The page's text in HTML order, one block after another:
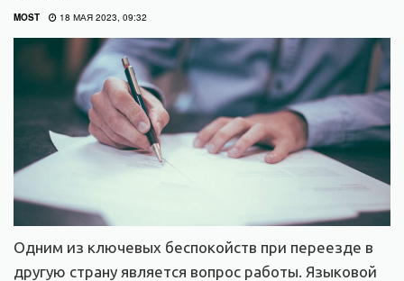
MOST 18 МАЯ 2023, 09:32
Одним из ключевых беспокойств при переезде в
другую страну является вопрос работы. Языковой